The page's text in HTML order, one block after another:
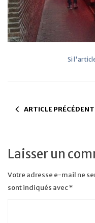
Si
ARTICLE PRÉCÉDENT
Laisser un
Votre adresse e-mail ne
sont indiqués avec*